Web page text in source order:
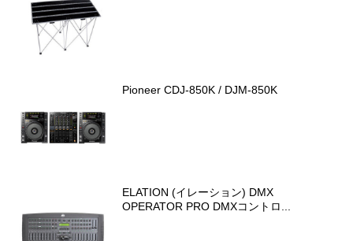
Pioneer CDJ-850K / DJM-850K
ELATION (イレーション) DMX
OPERATOR PRO DMXコントロ...